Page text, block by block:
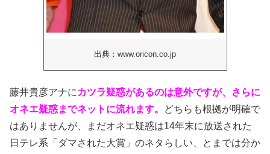
出典：www.oricon.co.jp
藤井貴彦アナに カツラ疑惑があるのは意外ですが、さらに
オネエ疑惑までネットに流れます。
どちらも根拠が明確で
はありませんが、まだオネエ疑惑は14年末に放送された
日テレ系「ダマされた大賞」のネタらしい、とまでは分か